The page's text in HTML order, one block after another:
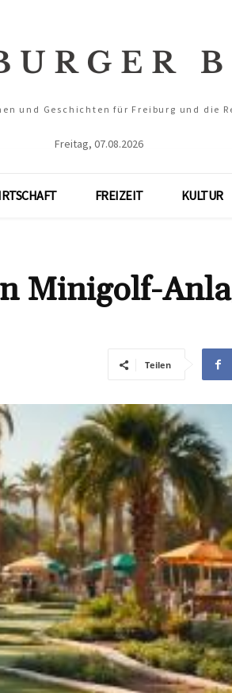
und Geschichten für Freiburg und die
Freitag, 07.08.2026
FREIZEIT KULTUR
Minigolf-
Teilen